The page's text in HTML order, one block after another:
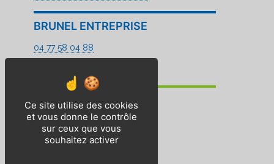
BRUNEL ENTREPRISE
04 77 58 04 88
BP2E
04 77 96 69 00
contact-bp2e@brunel-sas.fr
Ce site utilise des cookies
et vous donne le contrôle
sur ceux que vous
souhaitez activer